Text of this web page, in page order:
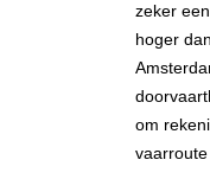
zeker
hoger
om